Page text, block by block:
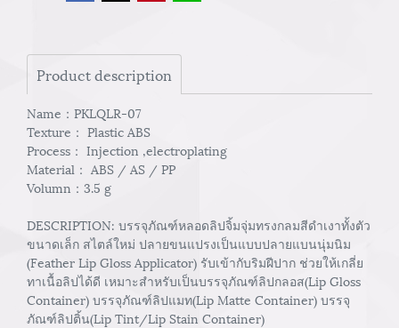
Product description
Name：PKLQLR-07
Texture： Plastic ABS
Process： Injection ,electroplating
Material： ABS / AS / PP
Volumn：3.5 g
DESCRIPTION: บรรจุภัณฑ์หลอดลิปจิ้มจุ่มทรงกลมสีดำเงาทั้งตัว
ขนาดเล็ก สไตล์ใหม่ ปลายขนแปรงเป็นแบบปลายแบนนุ่มนิม
(Feather Lip Gloss Applicator) รับเข้ากับริมฝีปาก ช่วยให้เกลี่ย
ทาเนื้อลิปได้ดี เหมาะสำหรับเป็นบรรจุภัณฑ์ลิปกลอส(Lip Gloss
Container) บรรจุภัณฑ์ลิปแมท(Lip Matte Container) บรรจุ
ภัณฑ์ลิปติ้น(Lip Tint/Lip Stain Container)